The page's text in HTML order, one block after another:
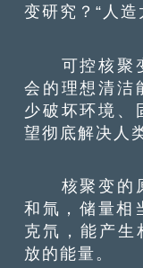
变研究？“人造
可控核聚变
会的理想清洁
少破坏环境、
望彻底解决人
核聚变的原
和氚，储量相
克氘，能产生
放的能量。